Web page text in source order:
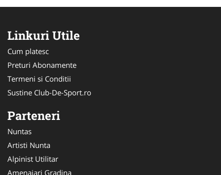
Linkuri Utile
Cum platesc
Preturi Abonamente
Termeni si Conditii
Sustine Club-De-Sport.ro
Parteneri
Nuntas
Artisti Nunta
Alpinist Utilitar
Amenajari Gradina